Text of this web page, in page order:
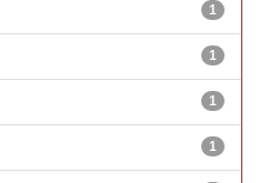
1
1
1
1